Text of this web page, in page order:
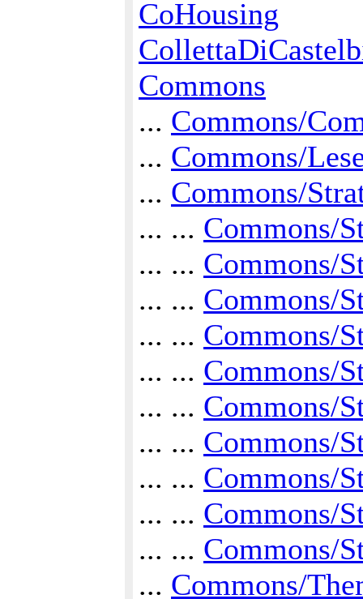
CoHousing
Commons
... Commons/
... Commons/
... Commons/
... ... Commons/
... ... Commons/
... ... Commons/
... ... Commons/
... ... Commons/
... ... Commons/
... ... Commons/
... ... Commons/
... ... Commons/
... ... Commons/
... Commons/